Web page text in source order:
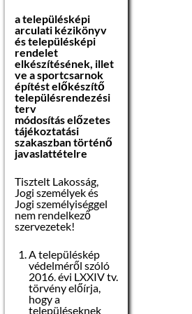
A pályázat
elbírálásánál előnyt
jelent:
 helyismeret,
 szakmai
tapasztalat.
Elvárt
kompetenciák:
 Jó szintű
problémakezelő és
megoldó készség,
kommunikációs,
konfliktustűrő
készség,
 Önállóság,
A munkavégzés
helye:
Nógrád megye,
Szécsény járás
települései, .
A munkakörbe
tartozó, illetve a
vezetői megbízással
járó lényeges
A család- és
gyermekjóléti
szolgálat
jogszabályok által
feladatainak
szakszerű ellátása.
Illetmény és
juttatások:
a településképi
arculati kézikönyv
és településképi
rendelet
elkészítésének, illet
ve a sportcsarnok
építést előkészítő
településrendezési
terv
módosításelőzetes
tájékoztatási
szakaszban történő
javaslattételre
Tisztelt Lakosság,
Jogi személyek és
Jogi személyiséggel
nem rendelkező
szervezetek!
A településkép
védelméről szóló
2016. évi LXXIV tv.
törvény előírja,
hogy a
településeknek